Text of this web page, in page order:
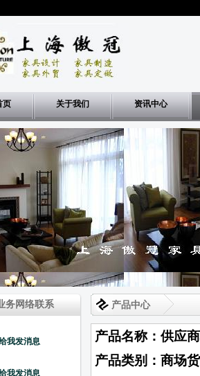
页 关于我们 资讯中心
务网络联系 产品中心
产品名称：供应
产品类别：商场